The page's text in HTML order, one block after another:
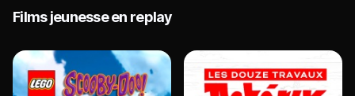
Films jeunesse en replay